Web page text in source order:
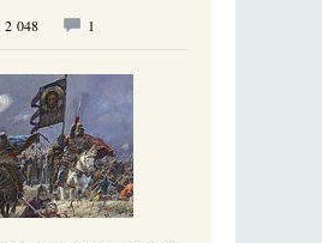
2 048 1